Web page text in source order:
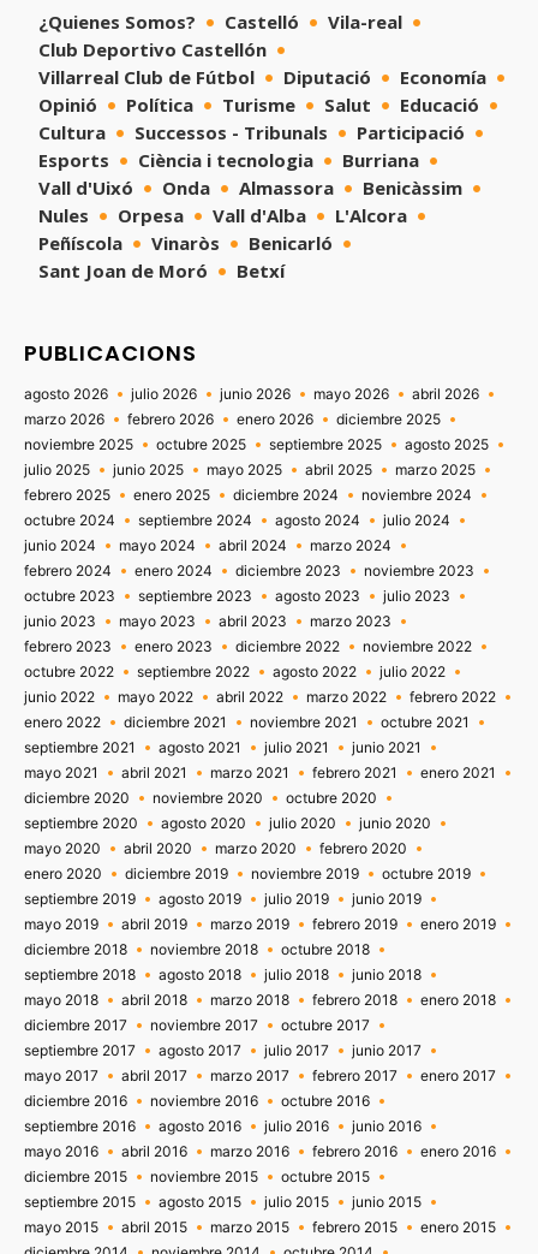
¿Quienes Somos? Castelló
Vila-real
Club Deportivo Castellón
Villarreal Club de Fútbol
Diputació
Economía
Opinió
Política Turisme Salut
Educació
Cultura
Successos - Tribunals
Participació
Esports
Ciència i tecnologia
Burriana
Vall d'Uixó
Onda Almassora
Benicàssim
Nules
Orpesa Vall d'Alba
L'Alcora
Peñíscola
Vinaròs
Benicarló
Sant Joan de Moró
Betxí
PUBLICACIONS
agosto 2026 julio 2026 junio 2026 mayo 2026
abril 2026
marzo 2026
febrero 2026 enero 2026
diciembre 2025
noviembre 2025
octubre 2025 septiembre 2025
agosto 2025
julio 2025
junio 2025 mayo 2025 abril 2025
marzo 2025
febrero 2025
enero 2025 diciembre 2024
noviembre 2024
octubre 2024
septiembre 2024 agosto 2024
julio 2024
junio 2024
mayo 2024 abril 2024
marzo 2024
febrero 2024
enero 2024 diciembre 2023
noviembre 2023
octubre 2023
septiembre 2023 agosto 2023
julio 2023
junio 2023
mayo 2023 abril 2023
marzo 2023
febrero 2023
enero 2023 diciembre 2022
noviembre 2022
octubre 2022
septiembre 2022 agosto 2022
julio 2022
junio 2022
mayo 2022 abril 2022 marzo 2022
febrero 2022
enero 2022
diciembre 2021 noviembre 2021
octubre 2021
septiembre 2021
agosto 2021 julio 2021
junio 2021
mayo 2021
abril 2021 marzo 2021 febrero 2021
enero 2021
diciembre 2020
noviembre 2020
octubre 2020
septiembre 2020
agosto 2020 julio 2020
junio 2020
mayo 2020
abril 2020 marzo 2020
febrero 2020
enero 2020
diciembre 2019 noviembre 2019
octubre 2019
septiembre 2019
agosto 2019 julio 2019
junio 2019
mayo 2019
abril 2019 marzo 2019 febrero 2019
enero 2019
diciembre 2018
noviembre 2018
octubre 2018
septiembre 2018
agosto 2018 julio 2018
junio 2018
mayo 2018
abril 2018 marzo 2018 febrero 2018
enero 2018
diciembre 2017
noviembre 2017
octubre 2017
septiembre 2017
agosto 2017 julio 2017
junio 2017
mayo 2017
abril 2017 marzo 2017 febrero 2017
enero 2017
diciembre 2016
noviembre 2016
octubre 2016
septiembre 2016
agosto 2016 julio 2016
junio 2016
mayo 2016
abril 2016 marzo 2016 febrero 2016
enero 2016
diciembre 2015
noviembre 2015
octubre 2015
septiembre 2015
agosto 2015 julio 2015
junio 2015
mayo 2015
abril 2015 marzo 2015 febrero 2015
enero 2015